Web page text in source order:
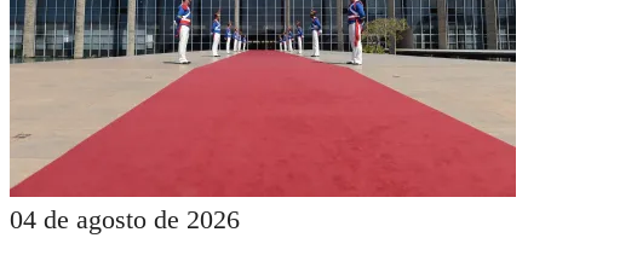
04 de agosto de 2026